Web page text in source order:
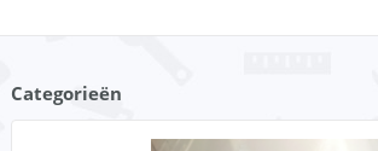
Categorieën